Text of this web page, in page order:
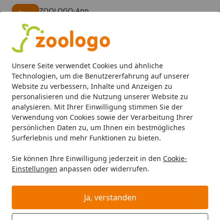
Unsere Seite verwendet Cookies und ähnliche
Technologien, um die Benutzererfahrung auf unserer
Website zu verbessern, Inhalte und Anzeigen zu
personalisieren und die Nutzung unserer Website zu
analysieren. Mit Ihrer Einwilligung stimmen Sie der
Verwendung von Cookies sowie der Verarbeitung Ihrer
persönlichen Daten zu, um Ihnen ein bestmögliches
Surferlebnis und mehr Funktionen zu bieten.
Sie können Ihre Einwilligung jederzeit in den Cookie-
Einstellungen anpassen oder widerrufen.
Ja, verstanden
ZOOLOGO-App
Alle Produkte
Mein Konto
Suchen
Startseite
Aquaristik Aquarieneinrichtung Aquariendekoration
biOrb Seepferdchen schwarz M
(55062)
BALD VERGRIFFEN